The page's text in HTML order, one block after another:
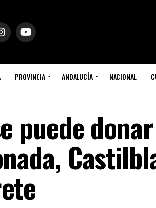
PROVINCIA ANDALUCÍA NACIONAL
puede